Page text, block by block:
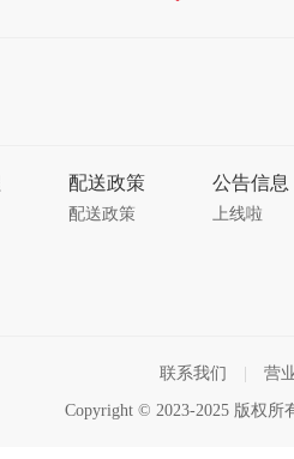
配送政策
配送政策
公告信息
上线啦
联系我们 营
Copyright © 2023-2025 版权所